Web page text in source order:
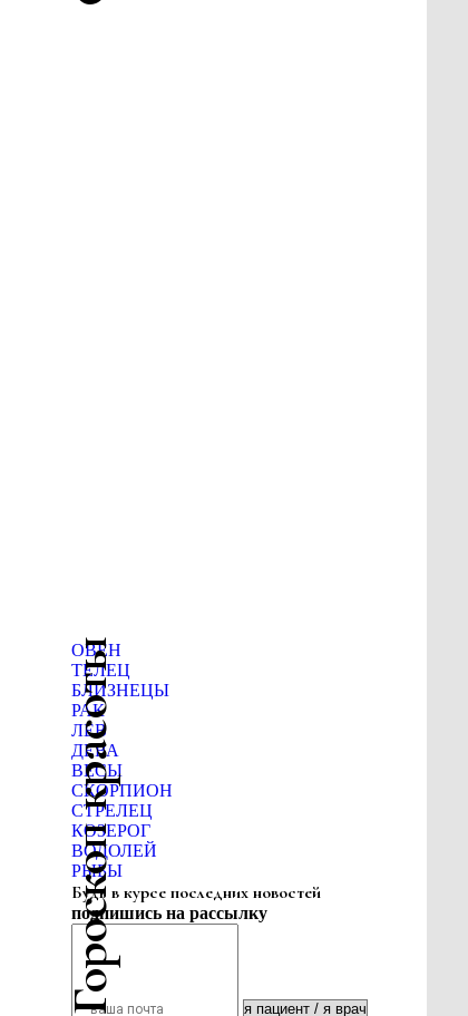
Гороскоп красоты
ОВЕН
ТЕЛЕЦ
БЛИЗНЕЦЫ
РАК
ЛЕВ
ДЕВА
ВЕСЫ
СКОРПИОН
СТРЕЛЕЦ
КОЗЕРОГ
ВОДОЛЕЙ
РЫБЫ
Будь в курсе последних новостей
подпишись на рассылку